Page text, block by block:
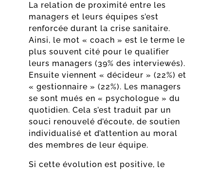
La relation de proximité entre les
managers et leurs équipes s’est
renforcée durant la crise sanitaire.
Ainsi, le mot « coach » est le terme le
plus souvent cité pour le qualifier
leurs managers (39% des interviewés).
Ensuite viennent « décideur » (22%) et
« gestionnaire » (22%). Les managers
se sont mués en « psychologue » du
quotidien. Cela s’est traduit par un
souci renouvelé d’écoute, de soutien
individualisé et d’attention au moral
des membres de leur équipe.
Si cette évolution est positive, le